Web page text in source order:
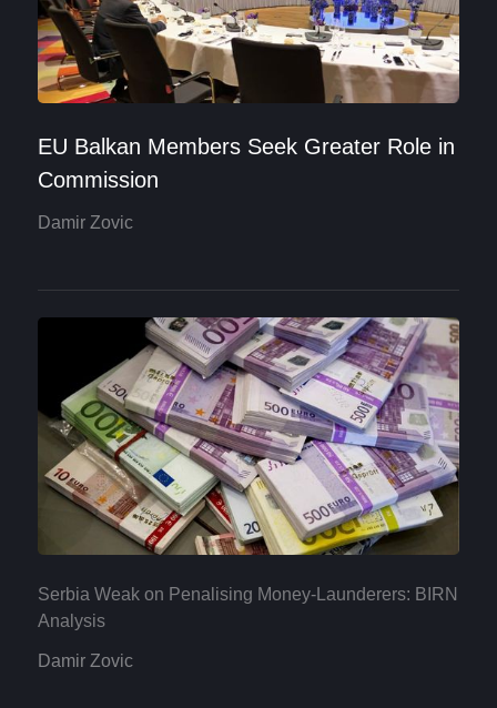
EU Balkan Members Seek Greater Role in
Commission
Damir Zovic
Serbia Weak on Penalising Money-Launderers: BIRN
Analysis
Damir Zovic